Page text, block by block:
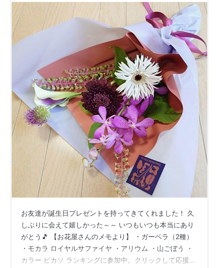
お友達が誕生日プレゼントを持ってきてくれました！ 久
しぶりに会えて嬉しかった～～ いつもいつも本当にあり
がとう🎵 【お花屋さんのメモより】 ・ガーベラ（2種）
・モカラ ロイヤルサファイヤ ・アリウム ・山ごぼう ・
カラー ピカソ ランキングに参加中。クリックして応援お